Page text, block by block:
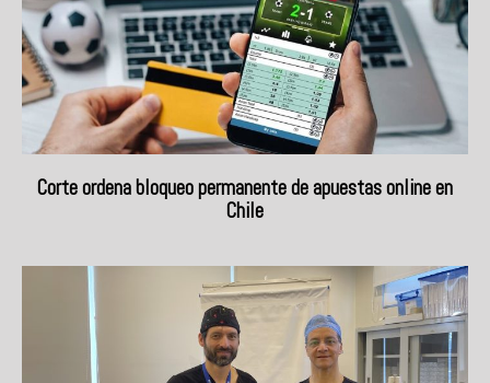
Corte ordena bloqueo permanente de apuestas online en
Chile